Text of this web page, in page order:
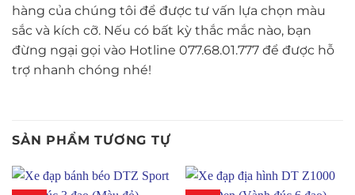
hàng của chúng tôi để được tư vấn lựa chọn màu
sắc và kích cỡ. Nếu có bất kỳ thắc mắc nào, bạn
đừng ngại gọi vào Hotline 077.68.01.777 để được hỗ
trợ nhanh chóng nhé!
SẢN PHẨM TƯƠNG TỰ